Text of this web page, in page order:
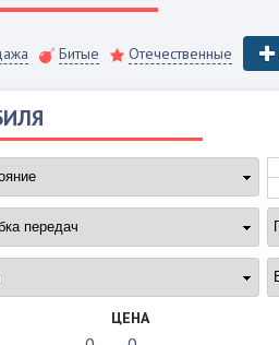
Битые Отечественные
ЦЕНА